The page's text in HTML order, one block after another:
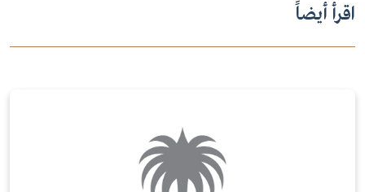
اقرأ أيضاً